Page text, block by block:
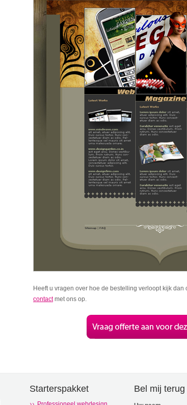
Heeft u vragen over hoe de bestelling verloopt kijk dan
contactmet ons op.
Starterspakket Bel mij terug